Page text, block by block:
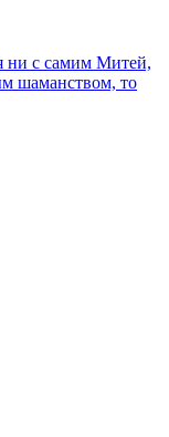
ни с самим Митей,
шаманством, то